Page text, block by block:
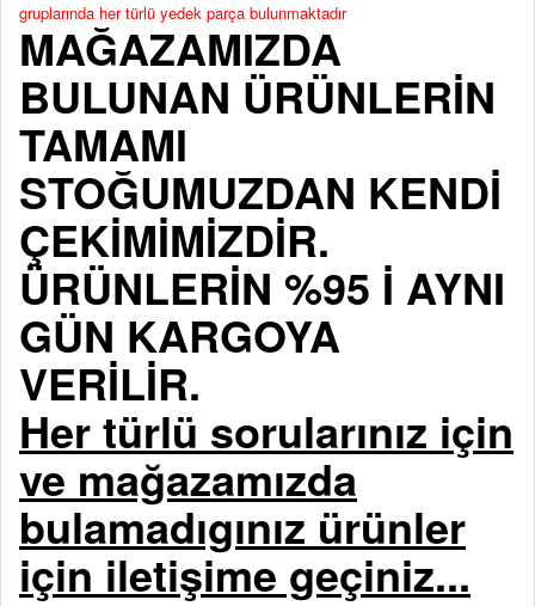
gruplarında her türlü yedek parça bulunmaktadır
MAĞAZAMIZDA
BULUNAN ÜRÜNLERİN
TAMAMI
STOĞUMUZDAN KENDİ
ÇEKİMİMİZDİR.
ÜRÜNLERİN %95 İ AYNI
GÜN KARGOYA
VERİLİR.
Her türlü sorularınız için
ve mağazamızda
bulamadıgınız ürünler
için iletişime geçiniz...